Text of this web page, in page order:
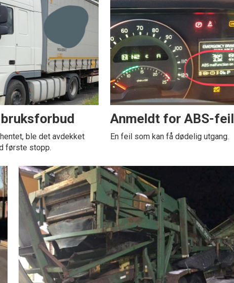
ble det avdekket
første stopp.
Anmeldt for ABS-feil
En feil som kan få dødelig utgang.